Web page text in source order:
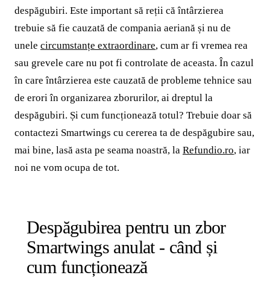
despăgubiri. Este important să reții că întârzierea
trebuie să fie cauzată de compania aeriană și nu de
unele circumstanțe extraordinare, cum ar fi vremea rea
sau grevele care nu pot fi controlate de aceasta. În cazul
în care întârzierea este cauzată de probleme tehnice sau
de erori în organizarea zborurilor, ai dreptul la
despăgubiri. Și cum funcționează totul? Trebuie doar să
contactezi Smartwings cu cererea ta de despăgubire sau,
mai bine, lasă asta pe seama noastră, la Refundio.ro, iar
noi ne vom ocupa de tot.
Despăgubirea pentru un zbor
Smartwings anulat - când și
cum funcționează